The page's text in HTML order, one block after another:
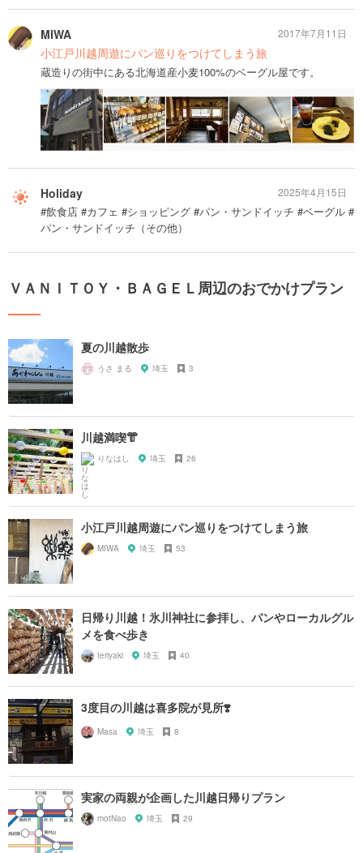
MIWA
小江戸川越周遊にパン巡りをつけてしまう旅
蔵造りの街中にある北海道産小麦100%のベーグル屋です。
2017年7月11日
Holiday
#飲食店 #カフェ #ショッピング #パン・サンドイッチ #ベーグル #
パン・サンドイッチ（その他）
2025年4月15日
ＶＡＮＩＴＯＹ・ＢＡＧＥＬ周辺のおでかけプラン
夏の川越散歩
うさ まる 埼玉 3
川越満喫👘
りなはし 埼玉 26
小江戸川越周遊にパン巡りをつけてしまう旅
MIWA 埼玉 53
日帰り川越！氷川神社に参拝し、パンやローカルグル
メを食べ歩き
teriyaki 埼玉 40
3度目の川越は喜多院が見所❣️
Masa 埼玉 8
実家の両親が企画した川越日帰りプラン
motNao 埼玉 29